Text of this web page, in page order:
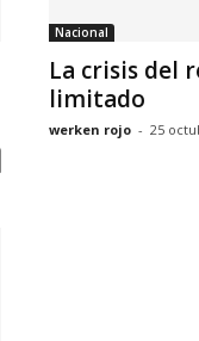
Nacional
La crisis del
limitado
werken rojo - 25